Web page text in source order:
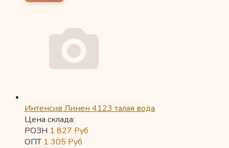
Интенсив Линен 4123 талая вода
Цена склада:
РОЗН 1 827 Руб
ОПТ 1 305 Руб